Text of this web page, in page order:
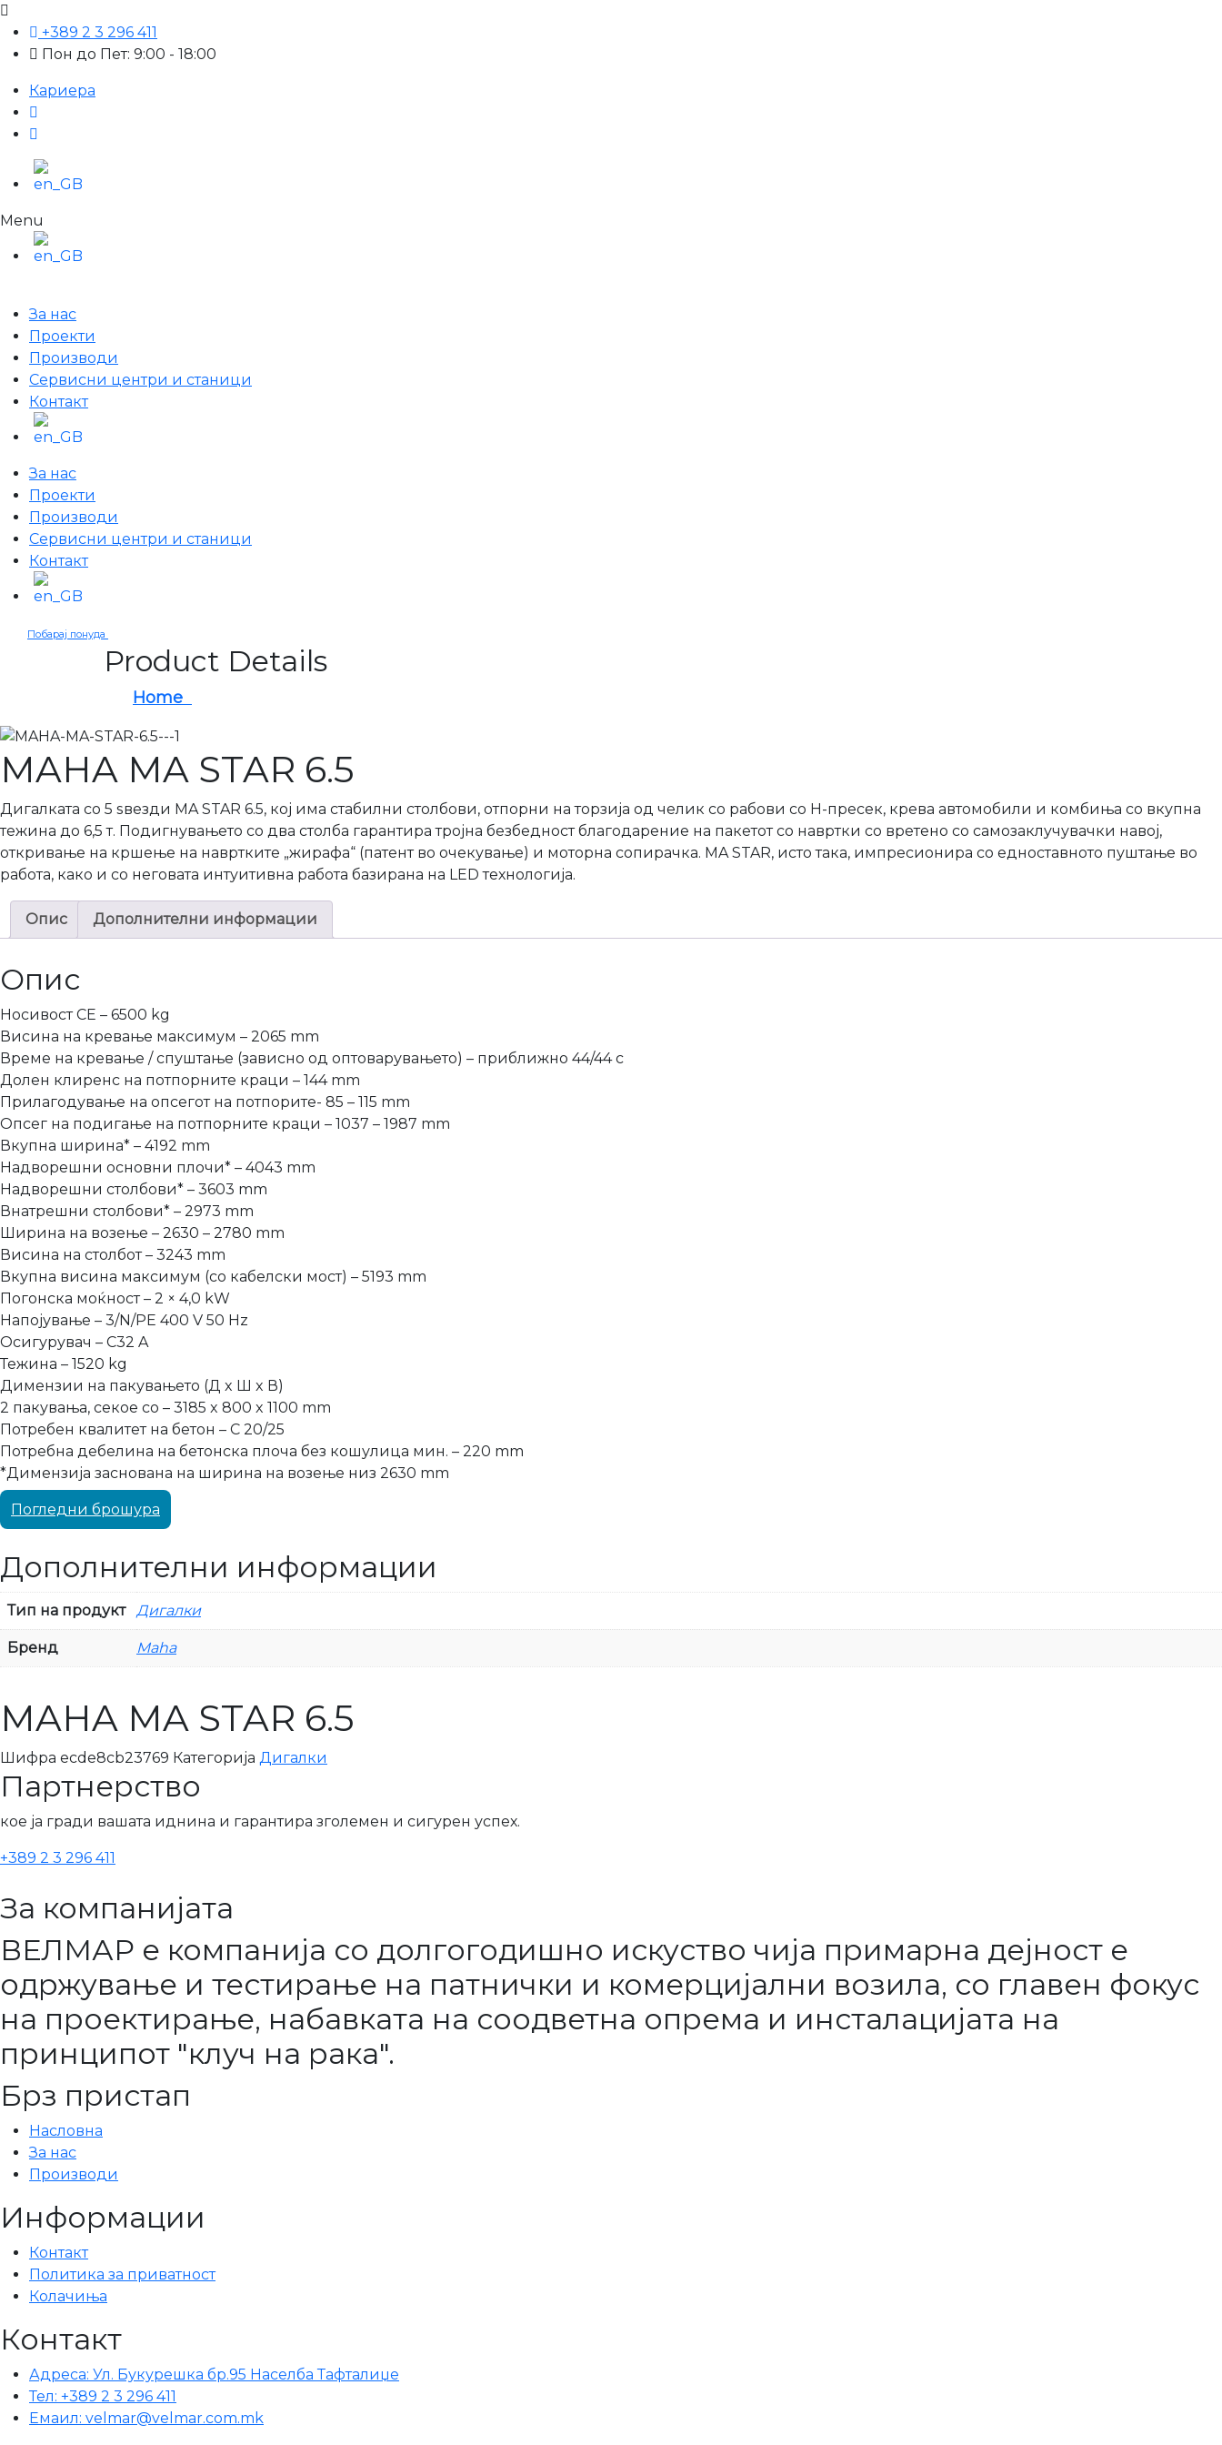
+389 2 3 296 411
Пон до Пет: 9:00 - 18:00
Кариера
Menu
За нас
Проекти
Производи
Сервисни центри и станици
Контакт
За нас
Проекти
Производи
Сервисни центри и станици
Контакт
Побарај понуда
Product Details
Home
MAHA MA STAR 6.5
Дигалката со 5 ѕвезди MA STAR 6.5, кој има стабилни столбови, отпорни на торзија од челик со рабови со H-пресек, крева автомобили и комбиња со вкупна
тежина до 6,5 т. Подигнувањето со два столба гарантира тројна безбедност благодарение на пакетот со навртки со вретено со самозаклучувачки навој,
откривање на кршење на навртките „жирафа“ (патент во очекување) и моторна сопирачка. MA STAR, исто така, импресионира со едноставното пуштање во
работа, како и со неговата интуитивна работа базирана на LED технологија.
Опис Дополнителни информации
Опис
Носивост CE – 6500 kg
Висина на кревање максимум – 2065 mm
Време на кревање / спуштање (зависно од оптоварувањето) – приближно 44/44 с
Долен клиренс на потпорните краци – 144 mm
Прилагодување на опсегот на потпорите- 85 – 115 mm
Опсег на подигање на потпорните краци – 1037 – 1987 mm
Вкупна ширина* – 4192 mm
Надворешни основни плочи* – 4043 mm
Надворешни столбови* – 3603 mm
Внатрешни столбови* – 2973 mm
Ширина на возење – 2630 – 2780 mm
Висина на столбот – 3243 mm
Вкупна висина максимум (со кабелски мост) – 5193 mm
Погонска моќност – 2 × 4,0 kW
Напојување – 3/N/PE 400 V 50 Hz
Осигурувач – C32 A
Тежина – 1520 kg
Димензии на пакувањето (Д x Ш x В)
2 пакувања, секое со – 3185 x 800 x 1100 mm
Потребен квалитет на бетон – C 20/25
Потребна дебелина на бетонска плоча без кошулица мин. – 220 mm
*Димензија заснована на ширина на возење низ 2630 mm
Погледни брошура
Дополнителни информации
Тип на продукт Дигалки
Бренд Maha
MAHA MA STAR 6.5
Шифра ecde8cb23769 Категорија Дигалки
Партнерство
кое ја гради вашата иднина и гарантира зголемен и сигурен успех.
+389 2 3 296 411
За компанијата
ВЕЛМАР е компанија со долгогодишно искуство чија примарна дејност е
одржување и тестирање на патнички и комерцијални возила, со главен фокус
на проектирање, набавката на соодветна опрема и инсталацијата на
принципот "клуч на рака".
Брз пристап
Насловна
За нас
Производи
Информации
Контакт
Политика за приватност
Колачиња
Контакт
Адреса: Ул. Букурешка бр.95 Населба Тафталиџе
Тел: +389 2 3 296 411
Емаил: velmar@velmar.com.mk